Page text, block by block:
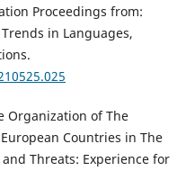
Proceedings from:
in Languages,
Organization of The
Countries in The
Threats: Experience for